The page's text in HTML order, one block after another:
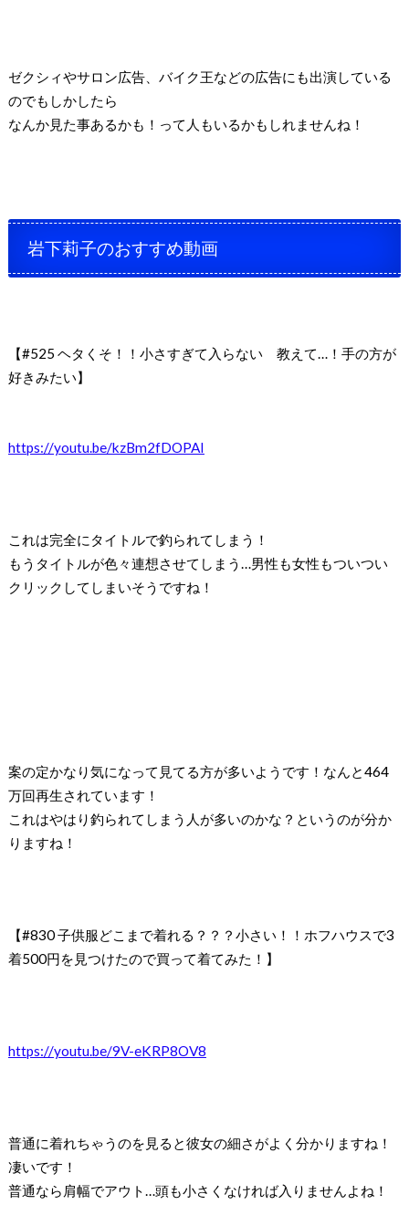
ゼクシィやサロン広告、バイク王などの広告にも出演している
のでもしかしたら
なんか見た事あるかも！って人もいるかもしれませんね！
岩下莉子のおすすめ動画
【#525 ヘタくそ！！小さすぎて入らない 教えて…！手の方が
好きみたい】
https://youtu.be/kzBm2fDOPAI
これは完全にタイトルで釣られてしまう！
もうタイトルが色々連想させてしまう…男性も女性もついつい
クリックしてしまいそうですね！
案の定かなり気になって見てる方が多いようです！ なんと464
万回再生されています！
これはやはり釣られてしまう人が多いのかな？というのが分か
りますね！
【#830 子供服どこまで着れる？？？小さい！！ホフハウスで3
着500円を見つけたので買って着てみた！】
https://youtu.be/9V-eKRP8OV8
普通に着れちゃうのを見ると彼女の細さがよく分かりますね！
凄いです！
普通なら肩幅でアウト…頭も小さくなければ入りませんよね！